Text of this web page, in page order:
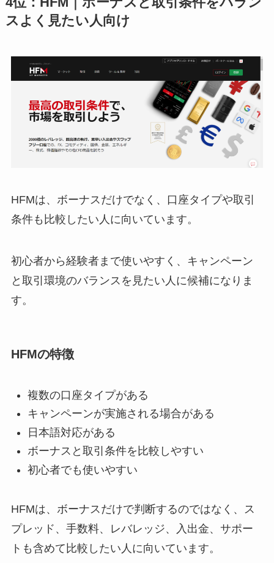
スよく見たい人向け
HFMは、ボーナスだけでなく、口座タイプや取引
条件も比較したい人に向いています。
初心者から経験者まで使いやすく、キャンペーン
と取引環境のバランスを見たい人に候補になりま
す。
HFMの特徴
複数の口座タイプがある
キャンペーンが実施される場合がある
日本語対応がある
ボーナスと取引条件を比較しやすい
初心者でも使いやすい
HFMは、ボーナスだけで判断するのではなく、ス
プレッド、手数料、レバレッジ、入出金、サポー
トも含めて比較したい人に向いています。